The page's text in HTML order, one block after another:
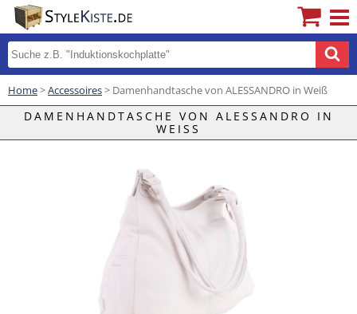
Home>Accessoires> Damenhandtasche von ALESSANDRO in Weiß
DAMENHANDTASCHE VON ALESSANDRO IN
WEISS